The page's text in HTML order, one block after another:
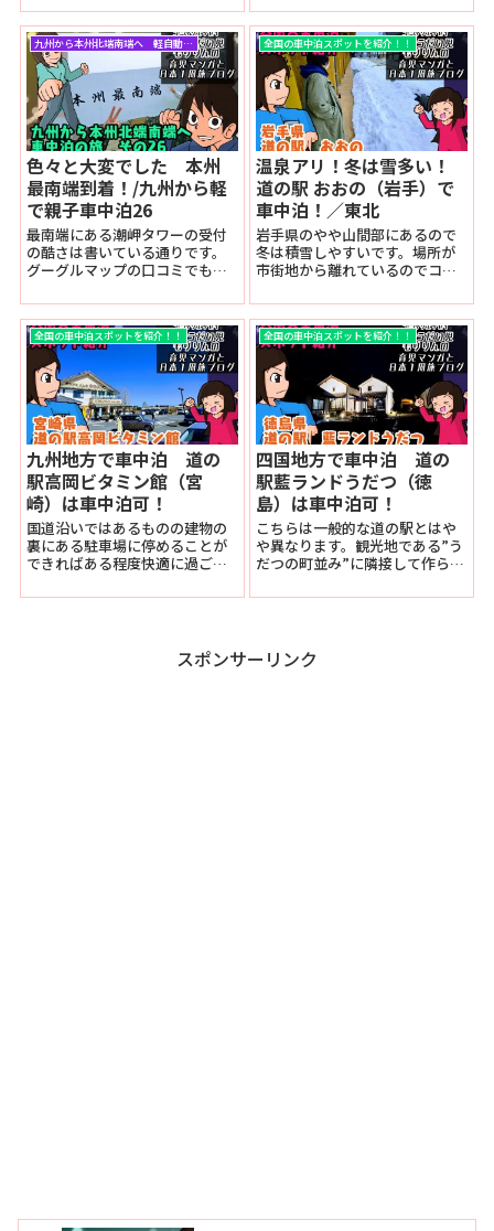
ん。販売所ではとれたての新鮮
な地場産品が多数取り揃えられ
ている。レストランでは朝採れ
の肉厚しいたけを使ったオリジ
ナル南蛮があり、自家製の和風
タルタルソースとの相性もピッ
タリで人気である。
間騒音は小さめに出来やすい環
境。コンビニは歩いて数分、コ
インランドリーも700ｍの場所に
あります。温泉のみ少しだけ離
れていますが、それでも車で数
分でたどり着けます。色々と力
を入れている道の駅で日中も
中々
九州から本州北端南端へ 軽自動車で親子車中泊の旅
色々と大変でした 本州
最南端到着！/九州から軽
で親子車中泊26
最南端にある潮岬タワーの受付
の酷さは書いている通りです。
グーグルマップの口コミでも多
や日常的なのでしょう。そのせ
いでちょっと楽しさが削がれま
したが、それでもここ本州最南
端の地を満喫していきます。最
北端のあった青森からかなり下
ってきましたが、やってきた甲
斐がありましたね。和歌山も最
高です。
全国の車中泊スポットを紹介！！
温泉アリ！冬は雪多い！
道の駅 おおの（岩手）で
車中泊！／東北
岩手県のやや山間部にあるので
冬は積雪しやすいです。場所が
市街地から離れているのでコン
訪れる場合は注意が必要。た
だ、敷地内に温泉施設があるの
をはじめ、様々なスポットが集
合しているので楽しめる要素は
大きめでした。幹線道路沿いで
あるもののそこまで夜間騒音も
大きくないので環境は良さげで
した。
全国の車中泊スポットを紹介！！
九州地方で車中泊 道の
駅高岡ビタミン館（宮
崎）は車中泊可！
国道沿いではあるものの建物の
裏にある駐車場に停めることが
できればある程度快適に過ごせ
いもののコンビニはすぐ近くに
辺にある郷土の偉人「ビタミン
の父」高木兼寛翁の功績にちな
全国の車中泊スポットを紹介！！
四国地方で車中泊 道の
駅藍ランドうだつ（徳
島）は車中泊可！
こちらは一般的な道の駅とはや
や異なります。観光地である”う
だつの町並み”に隣接して作られ
駐車場部分にはトイレしかない
なっていました。駐車スペース
はかなり小さいですが、何台か
スポンサーリンク